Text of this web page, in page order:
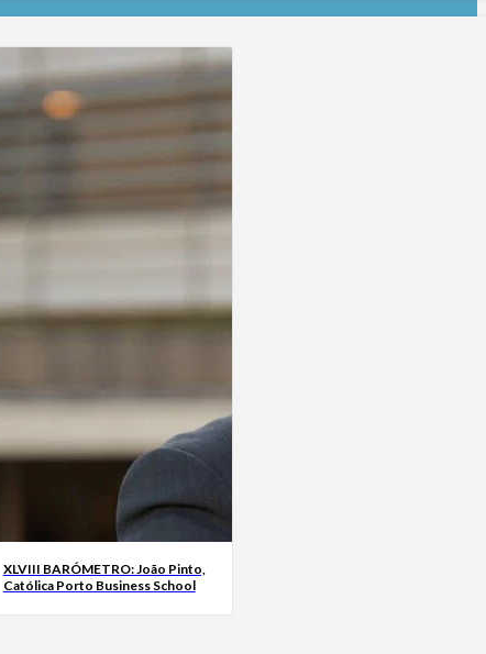
XLVIII BARÓMETRO: João Pinto,
Católica Porto Business School